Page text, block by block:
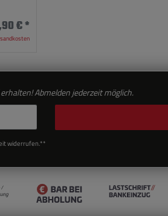
€ *
Abmelden jederzeit möglich.
widerrufen.**